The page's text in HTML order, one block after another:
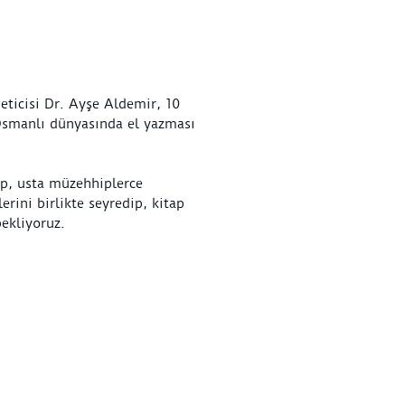
Dr. Ayşe Aldemir, 10
dünyasında el yazması
usta müzehhiplerce
birlikte seyredip, kitap